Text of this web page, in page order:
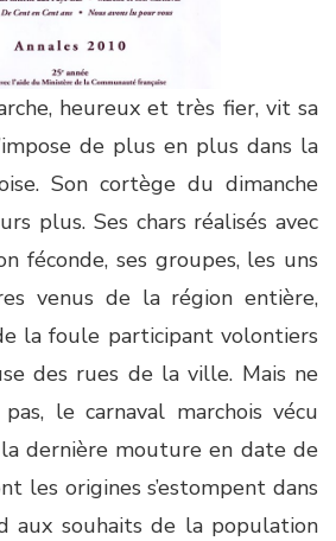
heureux et très fier, vit sa
de plus en plus dans la
Son cortège du dimanche
plus. Ses chars réalisés avec
féconde, ses groupes, les uns
venus de la région entière,
la foule participant volontiers
des rues de la ville. Mais ne
le carnaval marchois vécu
dernière mouture en date de
les origines s’estompent dans
aux souhaits de la population